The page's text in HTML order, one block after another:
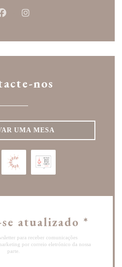
Facebook ((abre numa nova
nos
UMA MESA
atualizado *
para receber comunicações
por correio eletrónico da nossa
parte.